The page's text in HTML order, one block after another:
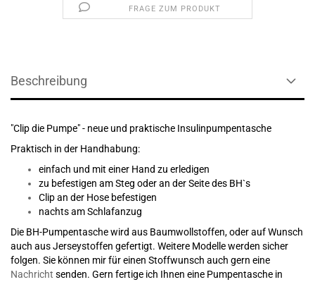
FRAGE ZUM PRODUKT
Beschreibung
"Clip die Pumpe" - neue und praktische Insulinpumpentasche
Praktisch in der Handhabung:
einfach und mit einer Hand zu erledigen
zu befestigen am Steg oder an der Seite des BH`s
Clip an der Hose befestigen
nachts am Schlafanzug
Die BH-Pumpentasche wird aus Baumwollstoffen, oder auf Wunsch
auch aus Jerseystoffen gefertigt. Weitere Modelle werden sicher
folgen. Sie können mir für einen Stoffwunsch auch gern eine
Nachricht senden. Gern fertige ich Ihnen eine Pumpentasche in